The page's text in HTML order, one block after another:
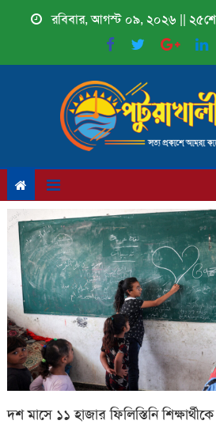
রবিবার, আগস্ট ০৯, ২০২৬ || ২৫শে
দশ মাসে ১১ হাজার ফিলিস্তিনি